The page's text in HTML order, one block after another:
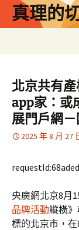
真理的
北京共有
app家：或
展門戶網
2025 年 8 月 27
央廣網北京8月
品牌活動縱橫
標的北京市，